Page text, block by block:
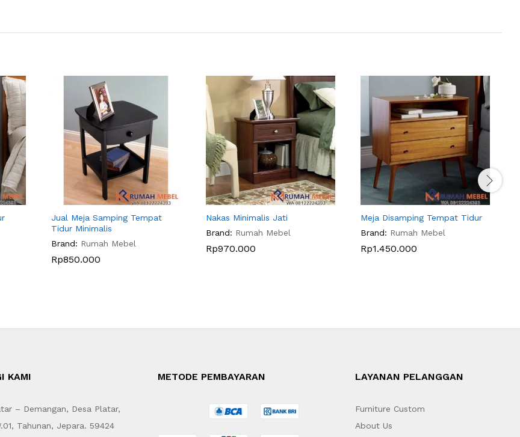
Jual Meja Samping Tempat
Tidur Minimalis
Brand: Rumah Mebel
Rp850.000
Nakas Minimalis Jati
Brand: Rumah Mebel
Rp970.000
Meja Disamping Tempat Tidur
Brand: Rumah Mebel
Rp1.450.000
KAMI
– Demangan, Desa Platar,
Tahunan, Jepara. 59424
METODE PEMBAYARAN LAYANAN PELANGGAN
Furniture Custom
About Us